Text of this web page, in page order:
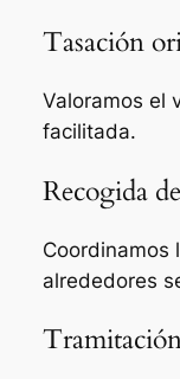
Tasación
Valoramos el
facilitada.
Recogida
Coordinamos
alrededores